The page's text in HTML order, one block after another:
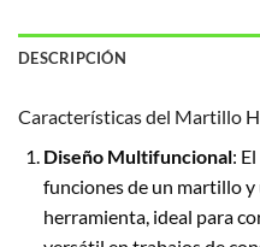
DESCRIPCIÓN
Características del Martillo
Diseño Multifuncional:
funciones de un martillo y
herramienta, ideal para